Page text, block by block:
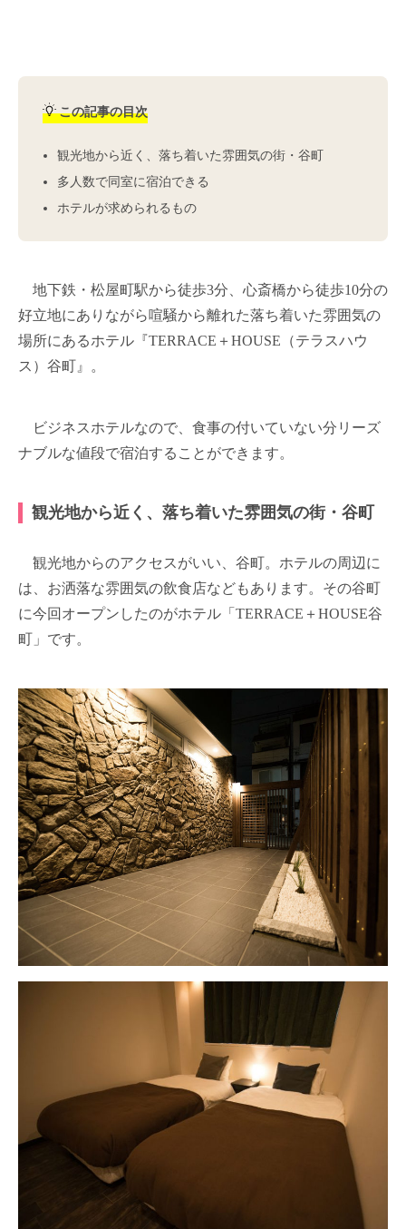
この記事の目次
観光地から近く、落ち着いた雰囲気の街・谷町
多人数で同室に宿泊できる
ホテルが求められるもの
地下鉄・松屋町駅から徒歩3分、心斎橋から徒歩10分の
好立地にありながら喧騒から離れた落ち着いた雰囲気の
場所にあるホテル『TERRACE＋HOUSE（テラスハウ
ス）谷町』。
ビジネスホテルなので、食事の付いていない分リーズ
ナブルな値段で宿泊することができます。
観光地から近く、落ち着いた雰囲気の街・谷町
観光地からのアクセスがいい、谷町。ホテルの周辺に
は、お洒落な雰囲気の飲食店などもあります。その谷町
に今回オープンしたのがホテル「TERRACE＋HOUSE谷
町」です。